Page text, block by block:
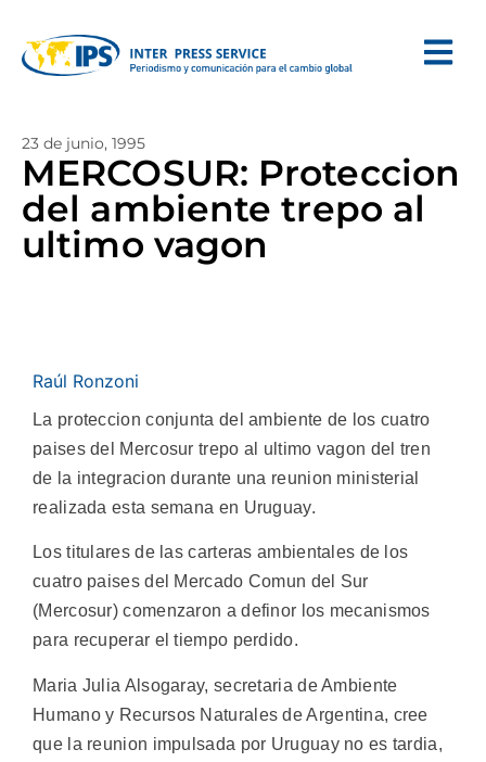
23 de junio, 1995
MERCOSUR: Proteccion
del ambiente trepo al
ultimo vagon
Raúl Ronzoni
La proteccion conjunta del ambiente de los cuatro
paises del Mercosur trepo al ultimo vagon del tren
de la integracion durante una reunion ministerial
realizada esta semana en Uruguay.
Los titulares de las carteras ambientales de los
cuatro paises del Mercado Comun del Sur
(Mercosur) comenzaron a definor los mecanismos
para recuperar el tiempo perdido.
Maria Julia Alsogaray, secretaria de Ambiente
Humano y Recursos Naturales de Argentina, cree
que la reunion impulsada por Uruguay no es tardia,